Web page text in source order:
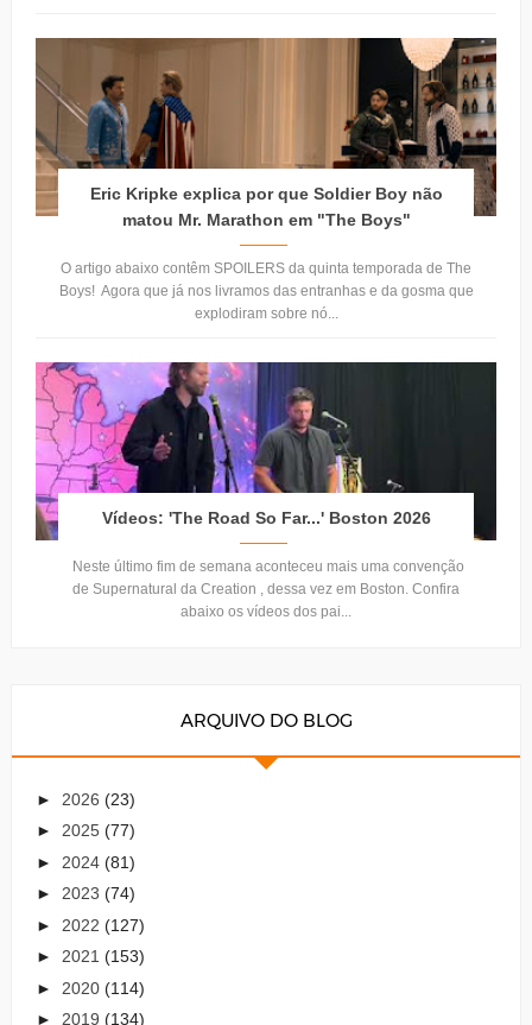
Eric Kripke explica por que Soldier Boy não
matou Mr. Marathon em "The Boys"
O artigo abaixo contêm SPOILERS da quinta temporada de The
Boys! Agora que já nos livramos das entranhas e da gosma que
explodiram sobre nó...
Vídeos: 'The Road So Far...' Boston 2026
Neste último fim de semana aconteceu mais uma convenção
de Supernatural da Creation , dessa vez em Boston. Confira
abaixo os vídeos dos pai...
ARQUIVO DO BLOG
► 2026 (23)
► 2025 (77)
► 2024 (81)
► 2023 (74)
► 2022 (127)
► 2021 (153)
► 2020 (114)
► 2019 (134)